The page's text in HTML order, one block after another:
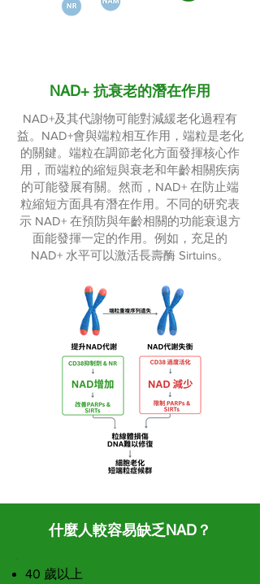
NAD+ 抗衰老的潛在作用
NAD+及其代謝物可能對減緩老化過程有
益。NAD+會與端粒相互作用，端粒是老化
的關鍵。端粒在調節老化方面發揮核心作
用，而端粒的縮短與衰老和年齡相關疾病
的可能發展有關。然而，NAD+ 在防止端
粒縮短方面具有潛在作用。不同的研究表
示 NAD+ 在預防與年齡相關的功能衰退方
面能發揮一定的作用。例如，充足的
NAD+ 水平可以激活長壽酶 Sirtuins。
什麼人較容易缺乏NAD？
40 歲以上